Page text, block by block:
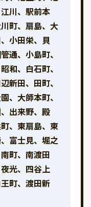
川、駅前本
町、扇島、大
小田栄、貝
通、小島町、
和、白石町、
新田、田町、
、大師本町、
出来野、殿
、東扇島、東
富士見、堀之
町、南渡田
光、四谷上
町、渡田新